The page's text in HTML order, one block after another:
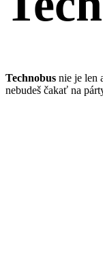
Technobus nie je len
nebudeš čakať na